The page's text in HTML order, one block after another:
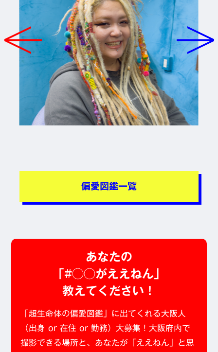
偏愛図鑑一覧
あなたの
「#◯◯がええねん」
教えてください！
「超生命体の偏愛図鑑」に出てくれる大阪人
（出身 or 在住 or 勤務）大募集！大阪府内で
撮影できる場所と、あなたが「ええねん」と思